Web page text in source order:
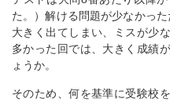
た。）解ける問題が少なかっ
大きく出てしまい、ミスが少
多かった回では、大きく成績
ょうか。
そのため、何を基準に受験校